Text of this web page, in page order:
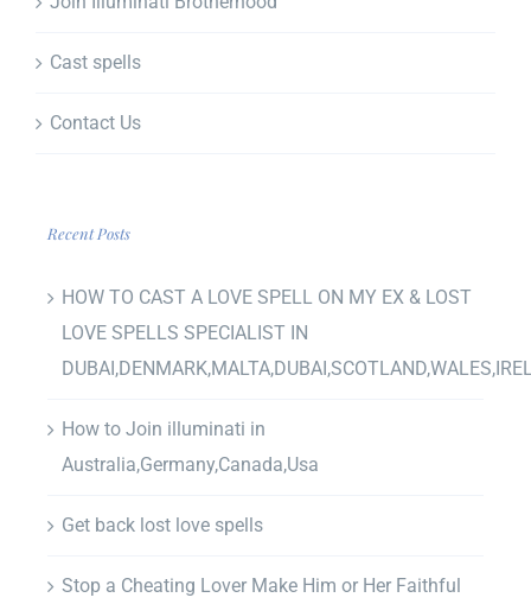
Cast spells
Contact Us
Recent Posts
HOW TO CAST A LOVE SPELL ON MY EX & LOST
LOVE SPELLS SPECIALIST IN
How to Join illuminati in
Australia,Germany,Canada,Usa
Get back lost love spells
Stop a Cheating Lover Make Him or Her Faithful